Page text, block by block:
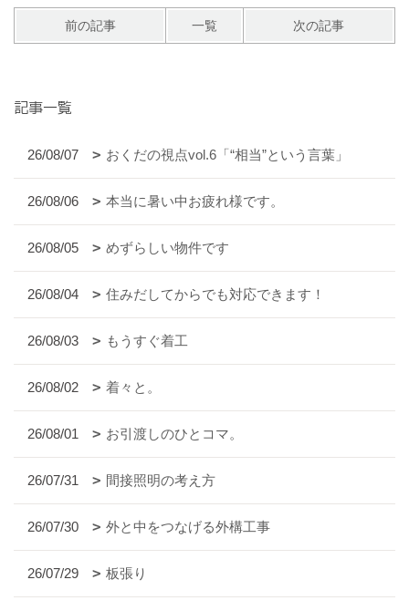
前の記事 一覧 次の記事
記事一覧
26/08/07 おくだの視点vol.6「“相当”という言葉」
26/08/06 本当に暑い中お疲れ様です。
26/08/05 めずらしい物件です
26/08/04 住みだしてからでも対応できます！
26/08/03 もうすぐ着工
26/08/02 着々と。
26/08/01 お引渡しのひとコマ。
26/07/31 間接照明の考え方
26/07/30 外と中をつなげる外構工事
26/07/29 板張り